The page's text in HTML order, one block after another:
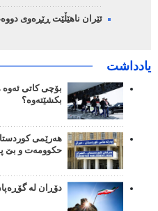
ئێران ناهێڵێت ڕێڕەوی
یادداشت
بۆچی کاتی ئەوە
بکشێتەوە؟
حکوومەت و بێ
دۆڕان لە